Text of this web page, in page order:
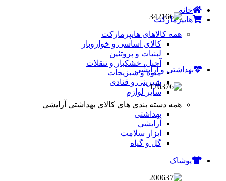
خانه
هایپرمارکت
همه کالاهای هایپرمارکت
کالای اساسی و خواروبار
لبنیات و پروتئین
آجیل، خشکبار و تنقلات
میوه و سبزیجات
شیرینی و قنادی
سایر لوازم
بهداشتی و آرایشی
همه دسته بندی های کالای بهداشتی آرایشی
بهداشتی
آرایشی
ابزار سلامت
گل و گیاه
پوشاک